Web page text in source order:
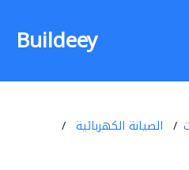
Buildeey
الصيانة الكهربائية